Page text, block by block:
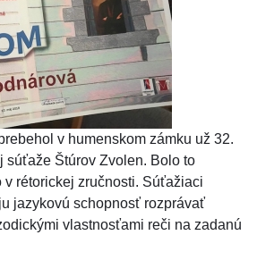
v humenskom zámku už 32.
súťaže Štúrov Zvolen. Bolo to
v rétorickej zručnosti. Súťažiaci
jazykovú schopnosť rozprávať
vlastnosťami reči na zadanú